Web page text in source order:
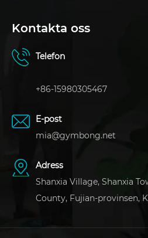
Kontakta oss
Telefon
+86-15980305467
E-post
mia@gymbong.net
Adress
Shanxia Village, Shanxia
County, Fujian-provinsen,